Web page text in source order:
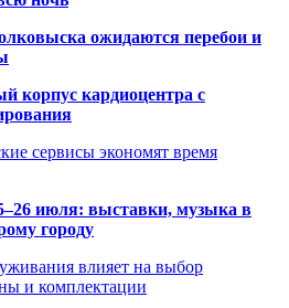
ожидаются перебои и
корпус кардиоцентра с
сервисы экономят время
июля: выставки, музыка в
городу
влияет на выбор
и комплектации